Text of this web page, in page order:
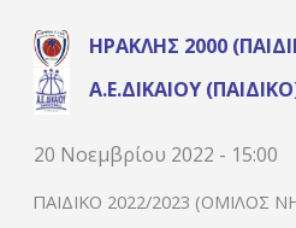
ΗΡΑΚΛΉΣ 2000
Α.Ε.ΔΙΚΑΊΟΥ
20 Νοεμβρίου 2022 - 15:00
ΠΑΙΔΙΚΌ 2022/2023 (ΌΜΙΛΟΣ